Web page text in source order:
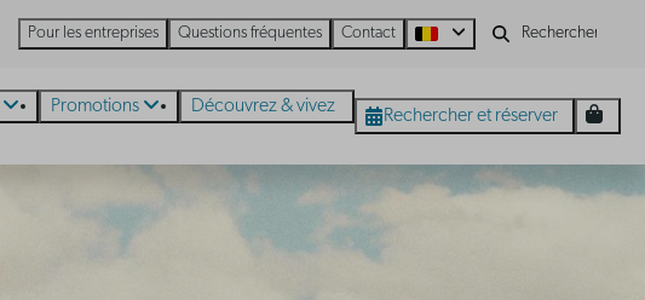
Pour les entreprises Questions fréquentes Contact
Promotions Découvrez & vivez Rechercher et réserver